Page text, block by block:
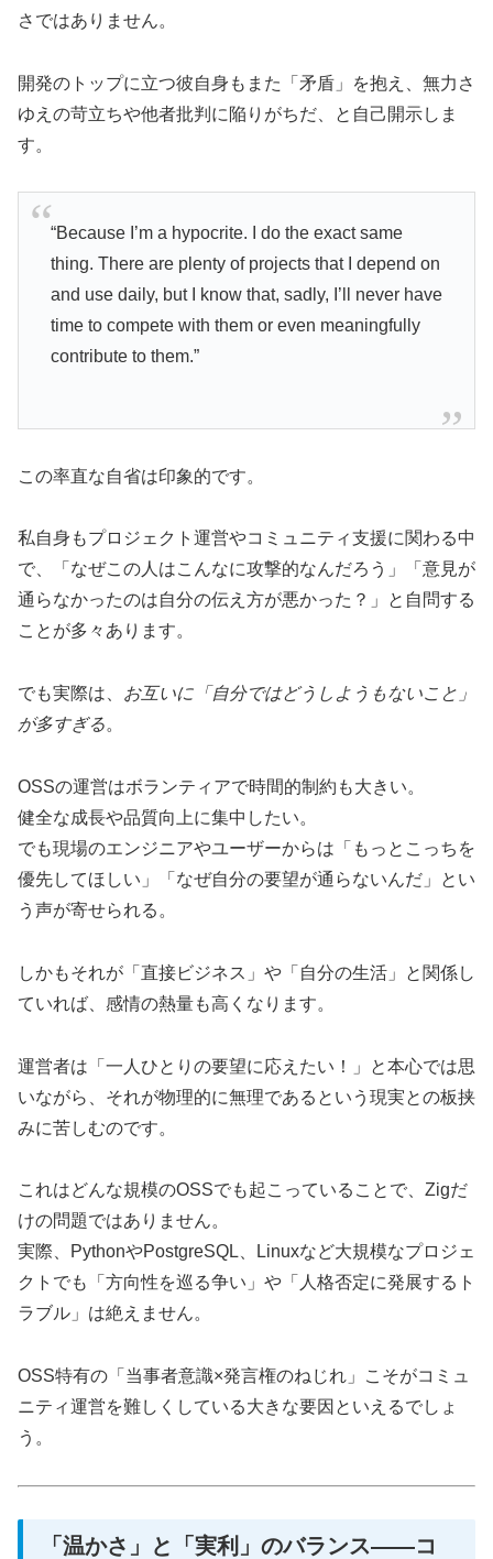
さではありません。
開発のトップに立つ彼自身もまた「矛盾」を抱え、無力さ
ゆえの苛立ちや他者批判に陥りがちだ、と自己開示しま
す。
“Because I’m a hypocrite. I do the exact same
thing. There are plenty of projects that I depend on
and use daily, but I know that, sadly, I’ll never have
time to compete with them or even meaningfully
contribute to them.”
この率直な自省は印象的です。
私自身もプロジェクト運営やコミュニティ支援に関わる中
で、「なぜこの人はこんなに攻撃的なんだろう」「意見が
通らなかったのは自分の伝え方が悪かった？」と自問する
ことが多々あります。
でも実際は、
お互いに「自分ではどうしようもないこと」
が多すぎる。
OSSの運営はボランティアで時間的制約も大きい。
健全な成長や品質向上に集中したい。
でも現場のエンジニアやユーザーからは「もっとこっちを
優先してほしい」「なぜ自分の要望が通らないんだ」とい
う声が寄せられる。
しかもそれが「直接ビジネス」や「自分の生活」と関係し
ていれば、感情の熱量も高くなります。
運営者は「一人ひとりの要望に応えたい！」と本心では思
いながら、それが物理的に無理であるという現実との板挟
みに苦しむのです。
これはどんな規模のOSSでも起こっていることで、Zigだ
けの問題ではありません。
実際、PythonやPostgreSQL、Linuxなど大規模なプロジェ
クトでも「方向性を巡る争い」や「人格否定に発展するト
ラブル」は絶えません。
OSS特有の「当事者意識×発言権のねじれ」こそがコミュ
ニティ運営を難しくしている大きな要因といえるでしょ
う。
「温かさ」と「実利」のバランス——コ